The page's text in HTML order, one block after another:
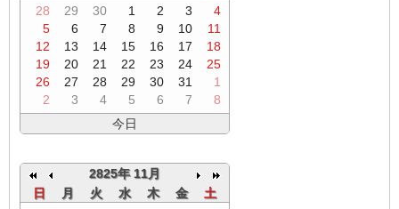
28
29 30 1 2 3
4
5
6 7 8 9 10
11
12
13 14 15 16 17
18
19
20 21 22 23 24
25
26
27 28 29 30 31
1
2
3 4 5 6 7
8
今日
2825年 11月
日
月 火 水 木 金
土